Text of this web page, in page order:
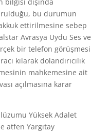
bu durumun
ettirilmesine sebep
Avrasya Uydu Ses ve
bir telefon görüşmesi
kılarak dolandırıcılık
mahkemesine ait
açılmasına karar
lüzumu Yüksek Adalet
atfen Yargıtay